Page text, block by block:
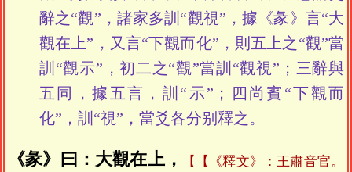
辭之“觀”，諸家多訓“觀視”，據《彖》言“大
觀在上”，又言“下觀而化”，則五上之“觀”當
訓“觀示”，初二之“觀”當訓“觀視”；三辭與
五同，據五言，訓“示”；四尚賓“下觀而
化”，訓“視”，當爻各分别釋之。
《彖》曰：大觀在上，
【《釋文》：王肅音官。